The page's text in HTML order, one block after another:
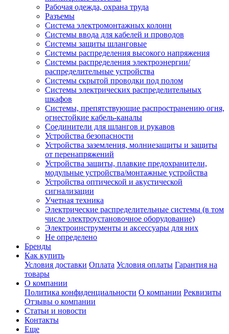
Рабочая одежда, охрана труда
Разъемы
Система электромонтажных колонн
Системы ввода для кабелей и проводов
Системы защиты шланговые
Системы распределения высокого напряжения
Системы распределения электроэнергии/
распределительные устройства
Системы скрытой проводки под полом
Системы электрических распределительных
шкафов
Системы, препятствующие распространению огня,
огнестойкие кабель-каналы
Соединители для шлангов и рукавов
Устройства безопасности
Устройства заземления, молниезащиты и защиты
от перенапряжений
Устройства защиты, плавкие предохранители,
модульные устройства/монтажные устройства
Устройства оптической и акустической
сигнализации
Учетная техника
Электрические распределительные системы (в том
числе электроустановочное оборудование)
Электроинструменты и аксессуары для них
Не определено
Бренды
Как купить
Условия доставки Оплата Условия оплаты Гарантия на
товары
О компании
Политика конфиденциальности О компании Реквизиты
Отзывы о компании
Статьи и новости
Контакты
Еще